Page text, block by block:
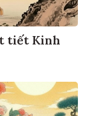
tiết Kinh